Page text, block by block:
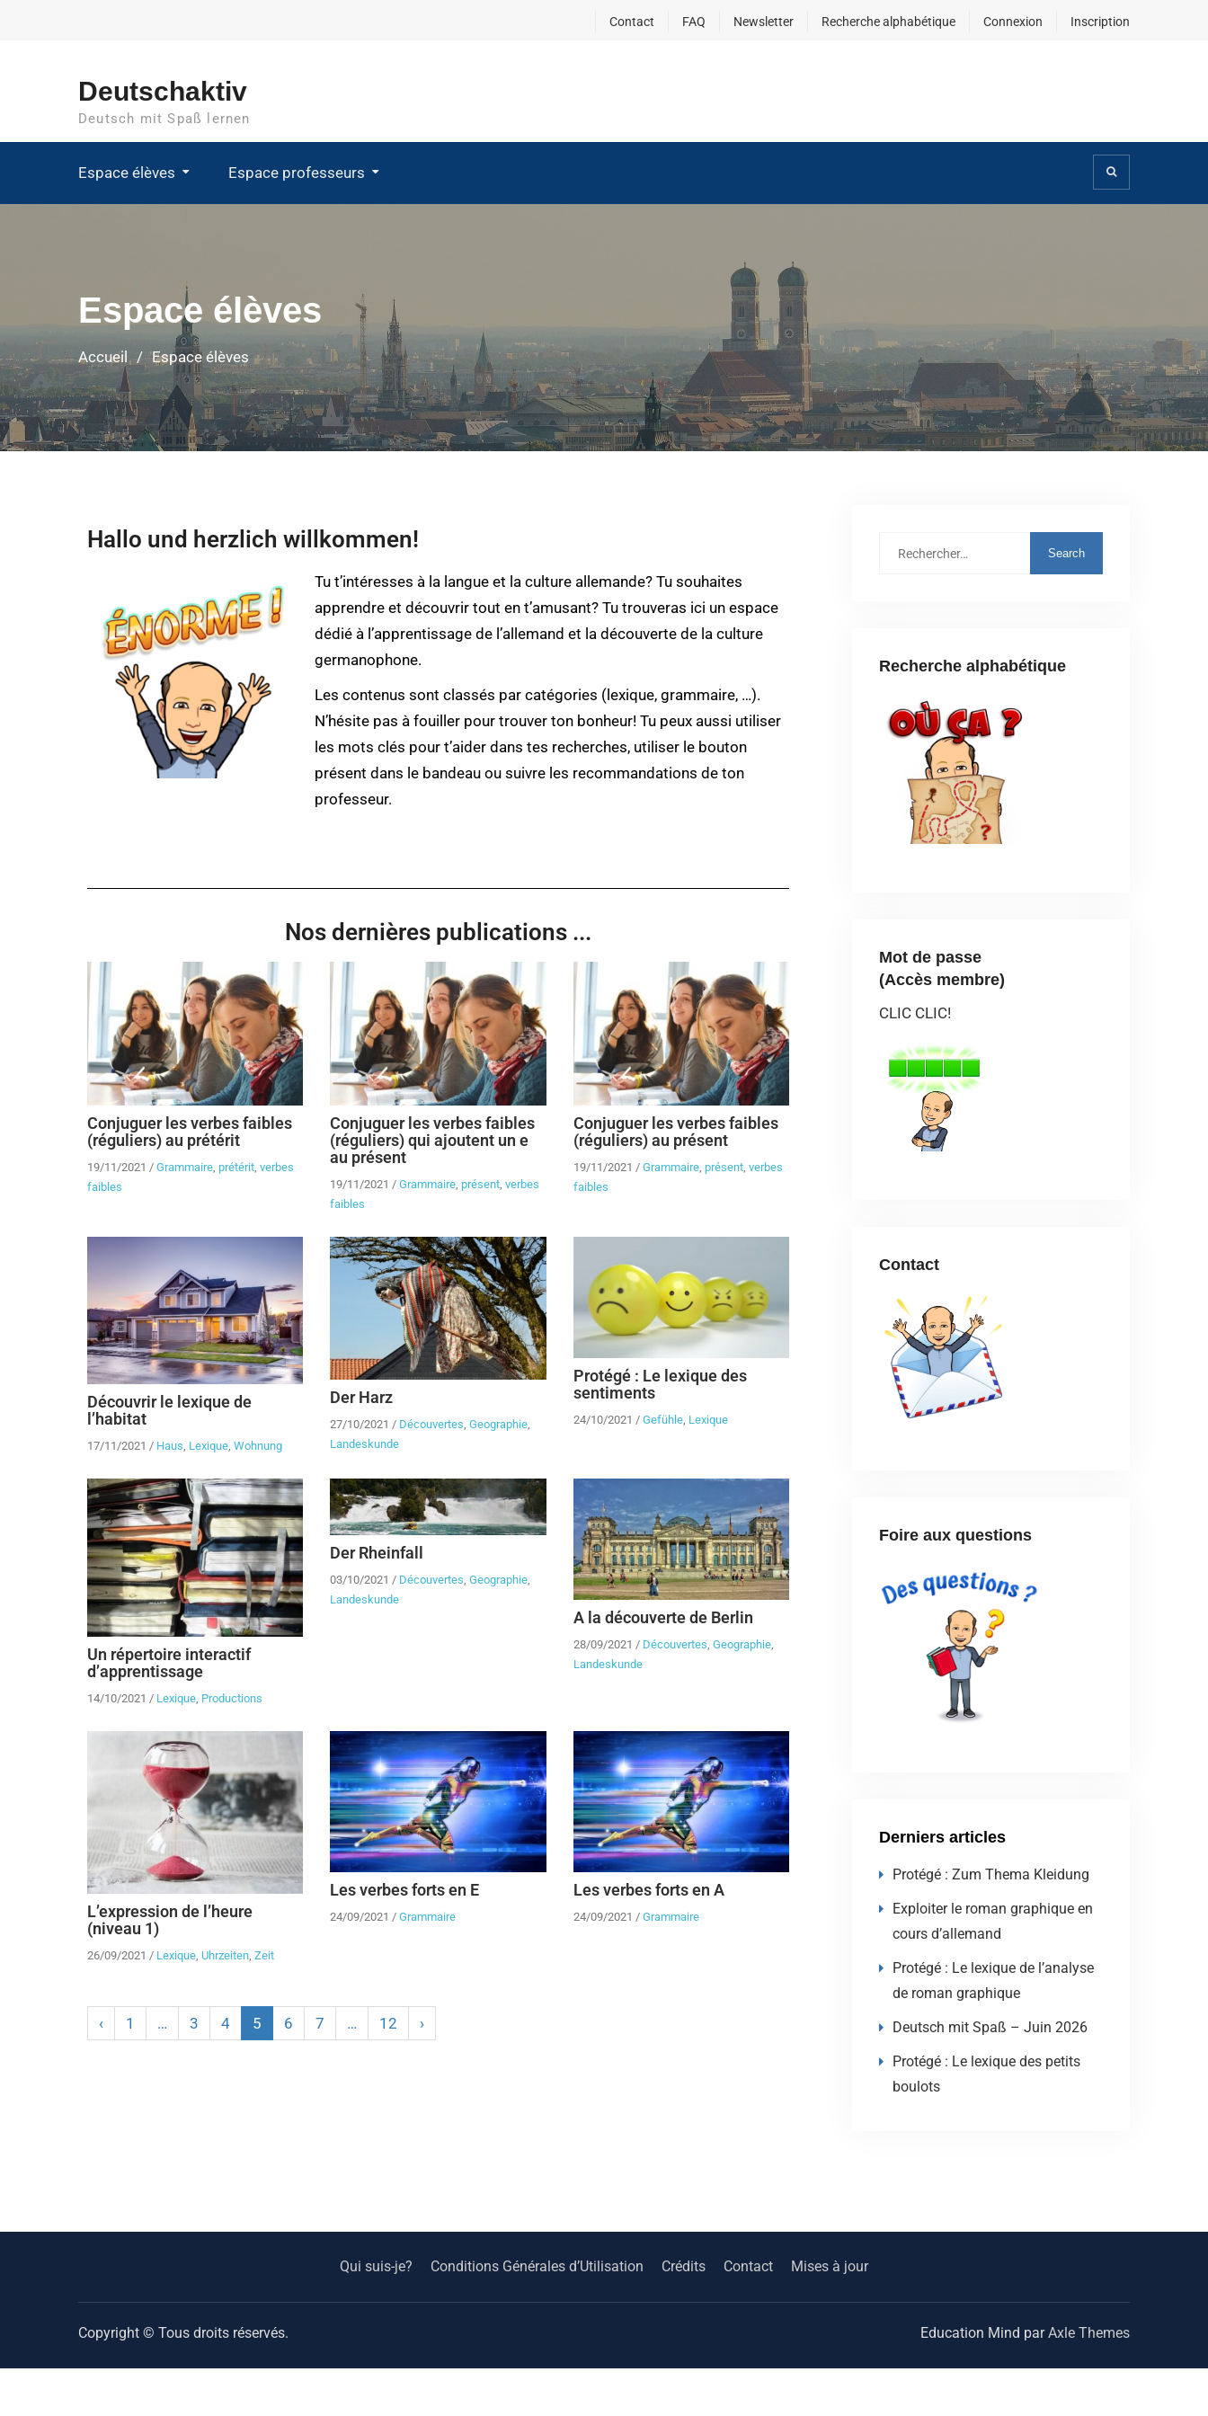
Contact FAQ Newsletter Recherche alphabétique Connexion Inscription
Deutschaktiv
Deutsch mit Spaß lernen
Espace élèves Espace professeurs
Espace élèves
Accueil Espace élèves
Hallo und herzlich willkommen!
Tu t’intéresses à la langue et la culture allemande? Tu souhaites
apprendre et découvrir tout en t’amusant? Tu trouveras ici un espace
dédié à l’apprentissage de l’allemand et la découverte de la culture
germanophone.
Les contenus sont classés par catégories (lexique, grammaire, …).
N’hésite pas à fouiller pour trouver ton bonheur! Tu peux aussi utiliser
les mots clés pour t’aider dans tes recherches, utiliser le bouton
présent dans le bandeau ou suivre les recommandations de ton
professeur.
Nos dernières publications ...
Conjuguer les verbes faibles
(réguliers) au prétérit
19/11/2021 / Grammaire, prétérit, verbes
faibles
Conjuguer les verbes faibles
(réguliers) qui ajoutent un e
au présent
19/11/2021 /Grammaire, présent,verbes
faibles
Conjuguer les verbes faibles
(réguliers) au présent
19/11/2021 / Grammaire, présent, verbes
faibles
Découvrir le lexique de
l’habitat
17/11/2021 / Haus Lexique Wohnung
Der Harz
27/10/2021 / Découvertes,Geographie,
Landeskunde
Protégé : Le lexique des
sentiments
24/10/2021 / Gefühle, Lexique
Un répertoire interactif
d’apprentissage
14/10/2021 / Lexique, Productions
Der Rheinfall
03/10/2021 / Découvertes,Geographie,
Landeskunde
A la découverte de Berlin
28/09/2021 / Découvertes, Geographie,
Landeskunde
L’expression de l’heure
(niveau 1)
26/09/2021 / Lexique, Uhrzeiten, Zeit
Les verbes forts en E
24/09/2021 /Grammaire
Les verbes forts en A
24/09/2021 / Grammaire
‹ 1 … 3 4 5 6 7 … 12 ›
Recherche alphabétique
Mot de passe
(Accès membre)
CLIC CLIC!
Contact
Foire aux questions
Derniers articles
Protégé : Zum Thema Kleidung
Exploiter le roman graphique en
cours d’allemand
Protégé : Le lexique de l’analyse
de roman graphique
Deutsch mit Spaß – Juin 2026
Protégé : Le lexique des petits
boulots
Qui suis-je? Conditions Générales d’Utilisation Crédits Contact Mises à jour
Copyright © Tous droits réservés. Education Mind parAxle Themes